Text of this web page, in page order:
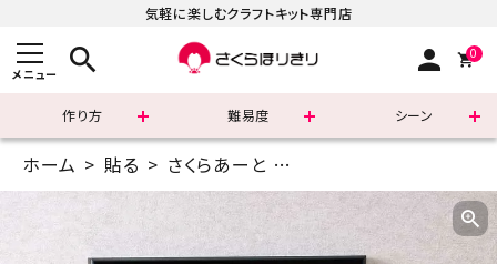
気軽に楽しむクラフトキット専門店
メニュー search person 0
作り方 難易度 シーン
まずはこちら
ショッピングガイド
ホーム 貼る さくらあーと